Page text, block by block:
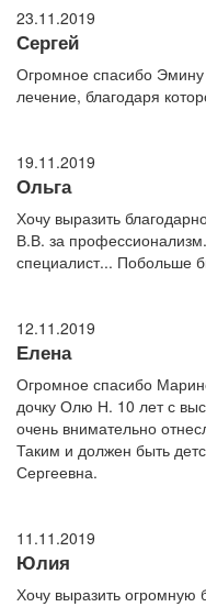
23.11.2019
Сергей
Огромное спасибо Эмину
лечение, благодаря
19.11.2019
Ольга
Хочу выразить
В.В. за
специалист... Побольше
12.11.2019
Елена
Огромное спасибо
дочку Олю Н. 10 лет с
очень внимательно
Таким и должен быть
Сергеевна.
11.11.2019
Юлия
Хочу выразить огромную